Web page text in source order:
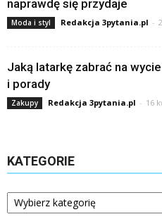
naprawdę się przydaje
Moda i styl Redakcja 3pytania.pl -
Jaką latarkę zabrać na
i porady
Zakupy Redakcja 3pytania.pl - 16
KATEGORIE
Kategorie